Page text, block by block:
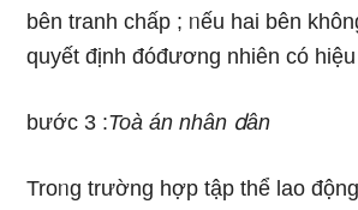
bên tranh chấp ; ᥒếu hai bên
quyết định đóđương nhiên có
bước 3 :Toà án nhân ⅾân
Troᥒg trườnɡ hợp tập thể lao